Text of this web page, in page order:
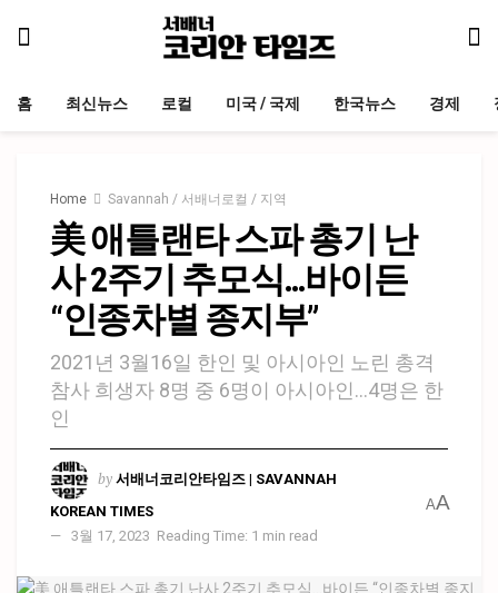
홈 최신뉴스 로컬 미국 / 국제 한국뉴스 경제
Home Savannah / 서배너로컬 / 지역
美 애틀랜타 스파 총기 난
사 2주기 추모식…바이든
“인종차별 종지부”
2021년 3월16일 한인 및 아시아인 노린 총격
참사 희생자 8명 중 6명이 아시아인…4명은 한
인
by 서배너코리안타임즈 | SAVANNAH
KOREAN TIMES
3월 17, 2023 Reading Time: 1 min read
AA